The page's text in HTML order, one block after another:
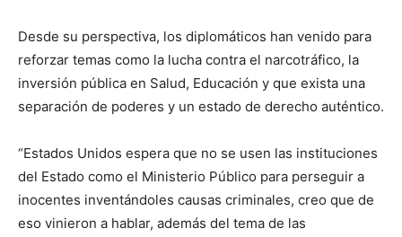
Desde su perspectiva, los diplomáticos han venido para
reforzar temas como la lucha contra el narcotráfico, la
inversión pública en Salud, Educación y que exista una
separación de poderes y un estado de derecho auténtico.
“Estados Unidos espera que no se usen las instituciones
del Estado como el Ministerio Público para perseguir a
inocentes inventándoles causas criminales, creo que de
eso vinieron a hablar, además del tema de las